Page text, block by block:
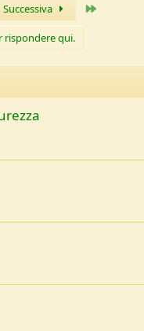
Successiva
rispondere qui.